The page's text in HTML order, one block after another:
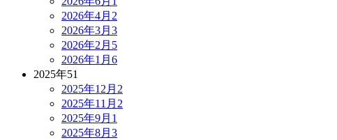
2026年4月 2
2026年3月 3
2026年2月 5
2026年1月 6
2025年51
2025年12月 2
2025年11月 2
2025年9月 1
2025年8月 3